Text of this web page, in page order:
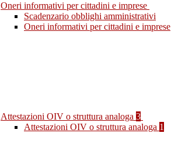
Oneri informativi per cittadini e imprese
Scadenzario obblighi amministrativi
Oneri informativi per cittadini e imprese
Attestazioni OIV o struttura analoga 3
Attestazioni OIV o struttura analoga 1